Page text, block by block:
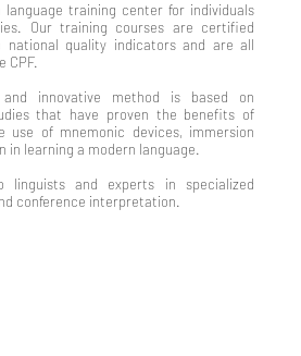
language training center for individuals
Our training courses are certified
national quality indicators and are all
CPF.
and innovative method is based on
that have proven the benefits of
use of mnemonic devices, immersion
in learning a modern language.
linguists and experts in specialized
conference interpretation.